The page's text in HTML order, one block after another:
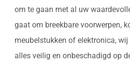
om te gaan met al uw
gaat om breekbare voorwerpen,
meubelstukken of elektronica,
alles veilig en onbeschadigd op